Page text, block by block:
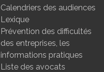
Calendriers des audiences
Lexique
Prévention des difficultés
des entreprises, les
informations pratiques
Liste des avocats